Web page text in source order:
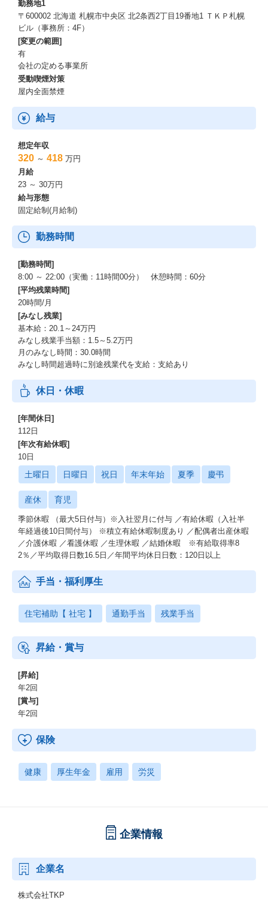
勤務地1
〒600002 北海道 札幌市中央区 北2条西2丁目19番地1 ＴＫＰ札幌
ビル（事務所：4F）
[変更の範囲]
有
会社の定める事業所
受動喫煙対策
屋内全面禁煙
給与
想定年収
320 ～ 418 万円
月給
23 ～ 30万円
給与形態
固定給制(月給制)
勤務時間
[勤務時間]
8:00 ～ 22:00（実働：11時間00分） 休憩時間：60分
[平均残業時間]
20時間/月
[みなし残業]
基本給：20.1～24万円
みなし残業手当額：1.5～5.2万円
月のみなし時間：30.0時間
みなし時間超過時に別途残業代を支給：支給あり
休日・休暇
[年間休日]
112日
[年次有給休暇]
10日
土曜日 日曜日 祝日 年末年始 夏季 慶弔
産休 育児
季節休暇 （最大5日付与）※入社翌月に付与 ／有給休暇（入社半
年経過後10日間付与） ※積立有給休暇制度あり ／配偶者出産休暇
／介護休暇 ／看護休暇 ／生理休暇 ／結婚休暇 ※有給取得率8
2％／平均取得日数16.5日／年間平均休日日数：120日以上
手当・福利厚生
住宅補助【 社宅 】 通勤手当 残業手当
昇給・賞与
[昇給]
年2回
[賞与]
年2回
保険
健康 厚生年金 雇用 労災
企業情報
企業名
株式会社TKP